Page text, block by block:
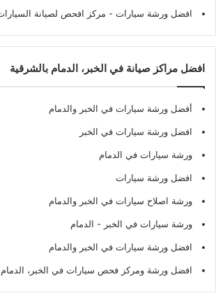
افضل ورشة سيارات - مركز افحص لصيانة
افضل مراكز صيانة في الخبر، الدمام بالشرقية
أفضل ورشة سيارات في الخبر والدمام
افضل ورشة سيارات في الخبر
ورشة سيارات في الدمام
افضل ورشة سيارات
ورشة اصلاح سيارات في الخبر والدمام
ورشة سيارات في الخبر - الدمام
افضل ورشة سيارات في الخبر والدمام
افضل ورشة ومركز فحص سيارات في الخبر، الدمام